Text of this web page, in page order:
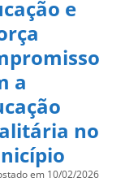
e
a
no
em 10/02/2026